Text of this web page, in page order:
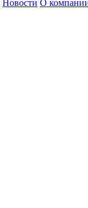
Новости О